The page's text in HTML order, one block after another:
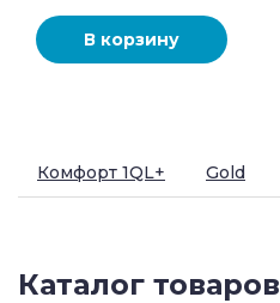
Комфорт 1QL+ Gold
Каталог товаров